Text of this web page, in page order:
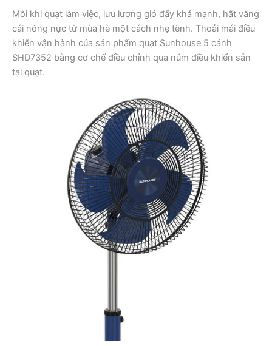
Mỗi khi quạt làm việc, lưu lượng gió đẩy khá mạnh, hất văng
cái nóng nực từ mùa hè một cách nhẹ tênh. Thoải mái điều
khiển vận hành của sản phẩm quạt Sunhouse 5 cánh
SHD7352 bằng cơ chế điều chỉnh qua núm điều khiển sẵn
tại quạt.